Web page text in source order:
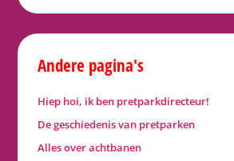
Andere pagina's
Hiep hoi, ik ben pretparkdirecteur!
De geschiedenis van pretparken
Alles over achtbanen